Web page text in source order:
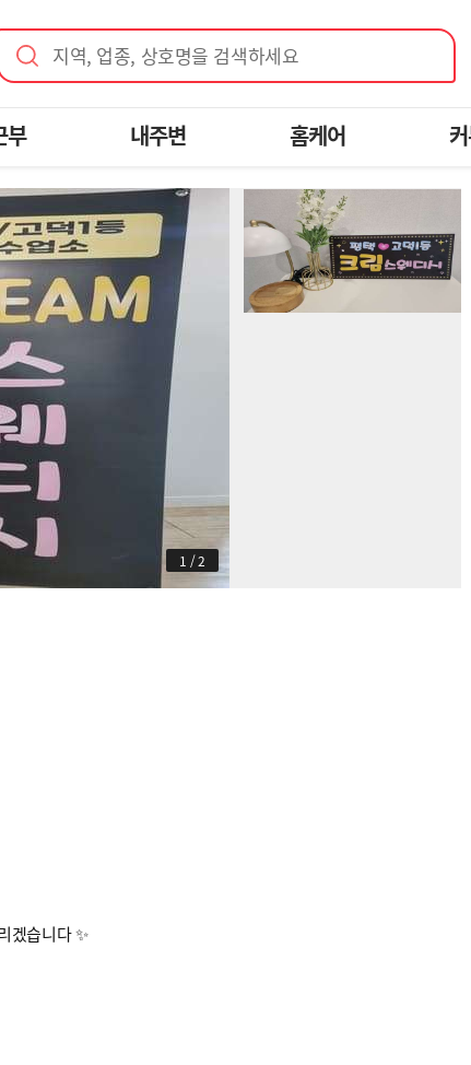
지역, 업종, 상호명을 검색하세요
부 내주변 홈케어
1 /2
겠습니다 ✨